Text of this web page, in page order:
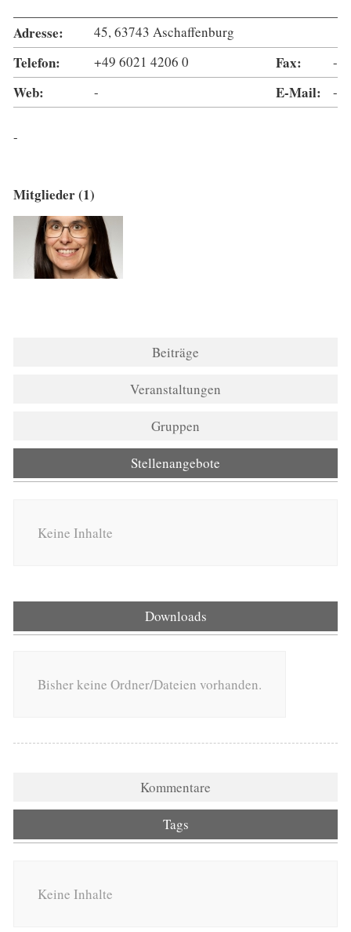
Adresse: 45, 63743 Aschaffenburg
Telefon: +49 6021 4206 0 Fax: -
Web: - E-Mail: -
-
Mitglieder (1)
Beiträge
Veranstaltungen
Gruppen
Stellenangebote
Keine Inhalte
Downloads
Bisher keine Ordner/Dateien vorhanden.
Kommentare
Tags
Keine Inhalte